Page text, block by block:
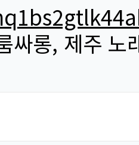
싸롱, 제주 노